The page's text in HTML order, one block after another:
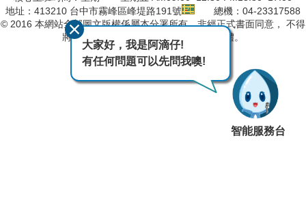
地址：413210 台中市霧峰區峰堤路191號
總機：04-23317588
© 2016 本網站全部圖文版權係屬本分署所有，非經正式書面同意， 不得
將全部或部分內容，轉載於任何形式媒體。
最後異動日期115-08-04
大家好，我是阿滴仔!
有任何問題可以先問我噢!
智能服務台